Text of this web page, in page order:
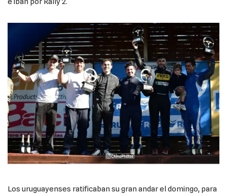
Los uruguayenses ratificaban su gran andar el domingo, para